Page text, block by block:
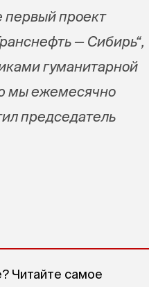
первый проект
— Сибирь“,
гуманитарной
мы ежемесячно
председатель
Читайте самое